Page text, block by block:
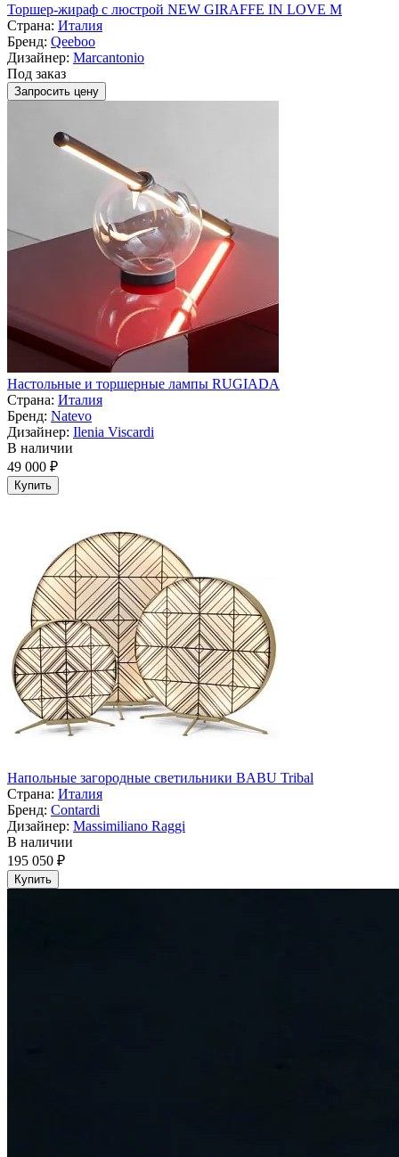
Торшер-жираф с люстрой NEW GIRAFFE IN LOVE M
Страна: Италия
Бренд: Qeeboo
Дизайнер: Marcantonio
Под заказ
Запросить цену
Настольные и торшерные лампы RUGIADA
Страна: Италия
Бренд: Natevo
Дизайнер: Ilenia Viscardi
В наличии
49 000 ₽
Купить
Напольные загородные светильники BABU Tribal
Страна: Италия
Бренд: Contardi
Дизайнер: Massimiliano Raggi
В наличии
195 050 ₽
Купить